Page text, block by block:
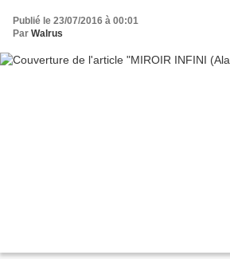
Publié le 23/07/2016 à 00:01
Par Walrus